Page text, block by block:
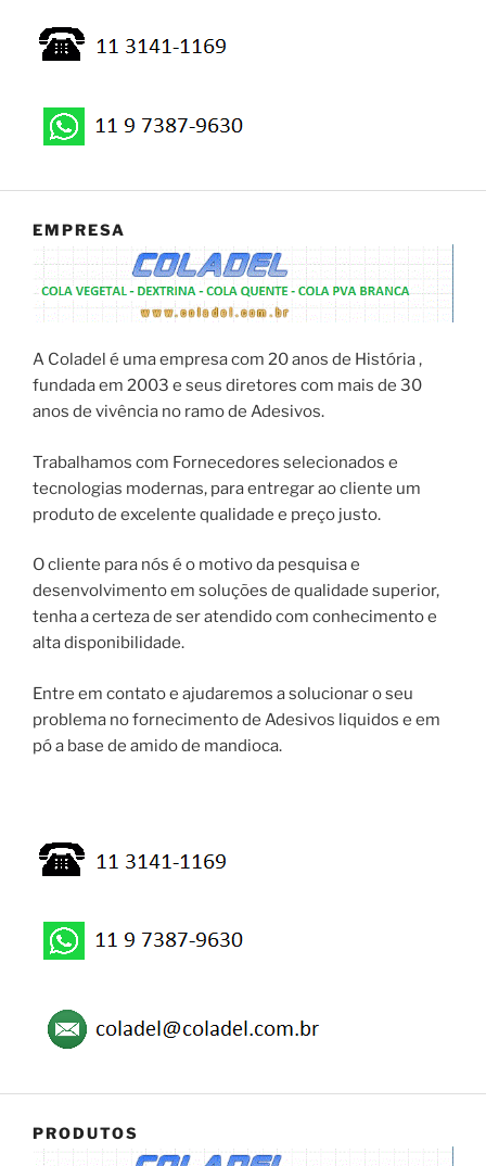
EMPRESA
A Coladel é uma empresa com 20 anos de História ,
fundada em 2003 e seus diretores com mais de 30
anos de vivência no ramo de Adesivos.
Trabalhamos com Fornecedores selecionados e
tecnologias modernas, para entregar ao cliente um
produto de excelente qualidade e preço justo.
O cliente para nós é o motivo da pesquisa e
desenvolvimento em soluções de qualidade superior,
tenha a certeza de ser atendido com conhecimento e
alta disponibilidade.
Entre em contato e ajudaremos a solucionar o seu
problema no fornecimento de Adesivos liquidos e em
pó a base de amido de mandioca.
PRODUTOS